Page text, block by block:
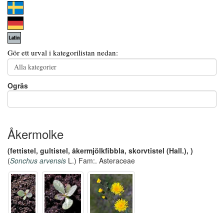
Gör ett urval i kategorilistan nedan:
Ogräs
Åkermolke
(fettistel, gultistel, åkermjölkfibbla, skorvtistel (Hall.), )
(Sonchus arvensis L.) Fam:. Asteraceae